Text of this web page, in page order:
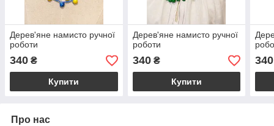
Дерев'яне намисто ручної
роботи
340 ₴
Купити
Дерев'яне намисто ручної
роботи
340₴
Купити
340
Про нас